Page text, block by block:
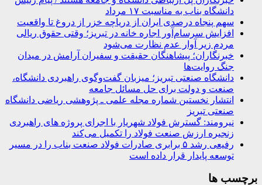
دانشگاه بناب به مناسبت ۱۷ مرداد
سهم پنجاه درصدی ایران از دریاچه خزر از دروغ تا واقعیت
افزایش سرسام‌آور اجاره خانه در تبریز؛ وقتی حقوق ریالی
مردم زیر آوار عدم نظارت می‌شود
خبرنگاران؛ پیشاهنگان حقیقت و سفیران آرامش در میدان
جنگ روایت‌ها
دانشگاه صنعتی تبریز؛ میزبان گفت‌وگوی راهبردی دانشگاه،
صنعت و دولت برای حل مسائل جامعه
انتشار نخستین شماره مجله علمی ـ پژوهشی ریاضی دانشگاه
صنعتی تبریز
نیرومند: گسترش فولاد شهریار با اجرای پروژه های راهبردی
زنجیره ارزش صنعت فولاد را تکمیل می‌کند
رفیعی رشد ۵ برابری صادرات فولاد صنعت بناب را در مسیر
توسعه پایدار قرار داده است
برچسب ها